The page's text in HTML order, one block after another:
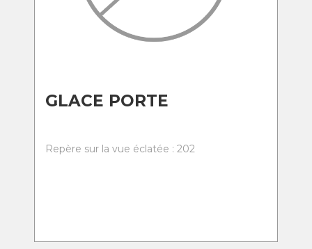
GLACE PORTE
Repère sur la vue éclatée : 202